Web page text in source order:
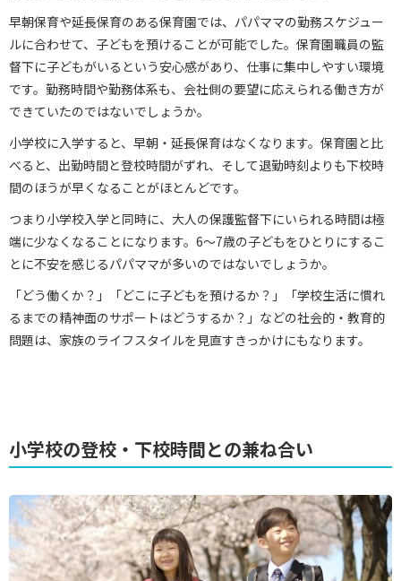
早朝保育や延長保育のある保育園では、パパママの勤務スケジュー
ルに合わせて、子どもを預けることが可能でした。保育園職員の監
督下に子どもがいるという安心感があり、仕事に集中しやすい環境
です。勤務時間や勤務体系も、会社側の要望に応えられる働き方が
できていたのではないでしょうか。
小学校に入学すると、早朝・延長保育はなくなります。保育園と比
べると、出勤時間と登校時間がずれ、そして退勤時刻よりも下校時
間のほうが早くなることがほとんどです。
つまり小学校入学と同時に、大人の保護監督下にいられる時間は極
端に少なくなることになります。6～7歳の子どもをひとりにするこ
とに不安を感じるパパママが多いのではないでしょうか。
「どう働くか？」「どこに子どもを預けるか？」「学校生活に慣れ
るまでの精神面のサポートはどうするか？」などの社会的・教育的
問題は、家族のライフスタイルを見直すきっかけにもなります。
小学校の登校・下校時間との兼ね合い